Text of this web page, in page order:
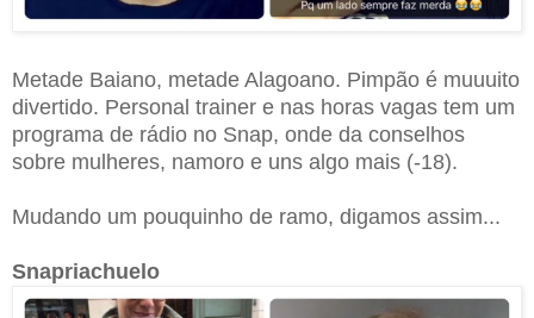
Metade Baiano, metade Alagoano. Pimpão é muuuito
divertido. Personal trainer e nas horas vagas tem um
programa de rádio no Snap, onde da conselhos
sobre mulheres, namoro e uns algo mais (-18).
Mudando um pouquinho de ramo, digamos assim...
Snapriachuelo